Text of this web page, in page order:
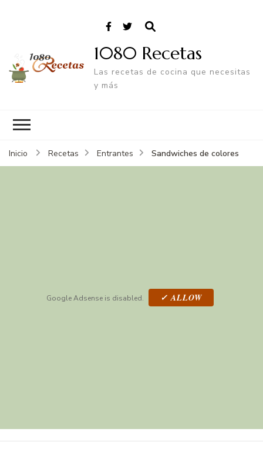
1080 Recetas
Las recetas de cocina que necesitas
y más
Inicio Recetas Entrantes Sandwiches de colores
Google Adsense is disabled. ✓ ALLOW